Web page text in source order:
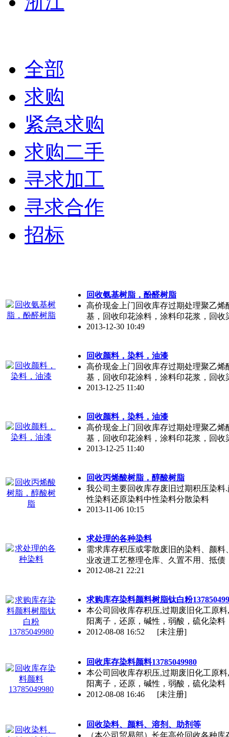
全部
求购
紧急求购
求购二手
寻求加工
寻求合作
招标
回收氨基树脂，酚醛树脂
高价现金上门回收库存过期处理聚乙
基，回收印花涂料，涂料印花浆，回收
2013-12-30 10:49
回收颜料，染料，油漆
高价现金上门回收库存过期处理聚乙
基，回收印花涂料，涂料印花浆，回收
2013-12-25 11:40
回收颜料，染料，油漆
高价现金上门回收库存过期处理聚乙
基，回收印花涂料，涂料印花浆，回收
2013-12-25 11:40
回收丙烯酸树脂，醇酸树脂
我公司主要回收库存废旧过期积压染
性染料还原染料中性染料分散染料
2013-11-06 10:15
求处理的各种染料
需求库存积压或零散废旧的染料、颜
业改进工艺整理仓库、久置不用、抵债
2012-08-21 22:21
求购库存染料颜料树脂钛白粉
本公司回收库存积压,过期废旧化工原
阳离子，还原，碱性，弱酸，硫化染料
2012-08-08 16:52
[未注册]
回收库存染料颜料13785049980
本公司回收库存积压,过期废旧化工原
阳离子，还原，碱性，弱酸，硫化染料
2012-08-08 16:46
[未注册]
回收染料、颜料、溶剂、助剂等
（本公司贸易部）长年高价回收各种